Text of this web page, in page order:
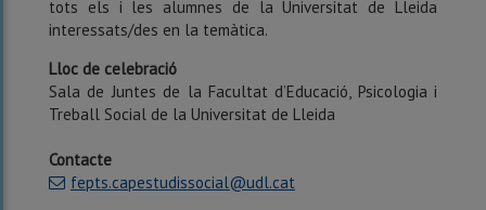
tots els i les alumnes de la Universitat de Lleida
interessats/des en la temàtica.
Lloc de celebració
Sala de Juntes de la Facultat d’Educació, Psicologia i
Treball Social de la Universitat de Lleida
Contacte
fepts.capestudissocial@udl.cat